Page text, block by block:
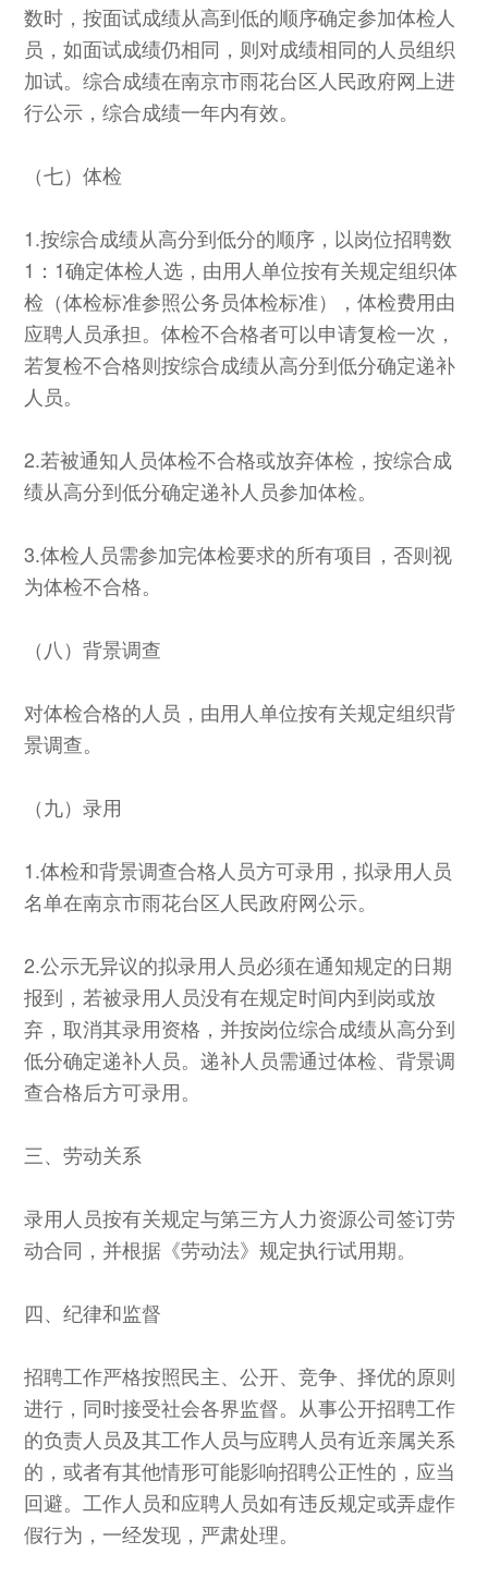
数时，按面试成绩从高到低的顺序确定参加体检人
员，如面试成绩仍相同，则对成绩相同的人员组织
加试。综合成绩在南京市雨花台区人民政府网上进
行公示，综合成绩一年内有效。
（七）体检
1.按综合成绩从高分到低分的顺序，以岗位招聘数
1：1确定体检人选，由用人单位按有关规定组织体
检（体检标准参照公务员体检标准），体检费用由
应聘人员承担。体检不合格者可以申请复检一次，
若复检不合格则按综合成绩从高分到低分确定递补
人员。
2.若被通知人员体检不合格或放弃体检，按综合成
绩从高分到低分确定递补人员参加体检。
3.体检人员需参加完体检要求的所有项目，否则视
为体检不合格。
（八）背景调查
对体检合格的人员，由用人单位按有关规定组织背
景调查。
（九）录用
1.体检和背景调查合格人员方可录用，拟录用人员
名单在南京市雨花台区人民政府网公示。
2.公示无异议的拟录用人员必须在通知规定的日期
报到，若被录用人员没有在规定时间内到岗或放
弃，取消其录用资格，并按岗位综合成绩从高分到
低分确定递补人员。递补人员需通过体检、背景调
查合格后方可录用。
三、劳动关系
录用人员按有关规定与第三方人力资源公司签订劳
动合同，并根据《劳动法》规定执行试用期。
四、纪律和监督
招聘工作严格按照民主、公开、竞争、择优的原则
进行，同时接受社会各界监督。从事公开招聘工作
的负责人员及其工作人员与应聘人员有近亲属关系
的，或者有其他情形可能影响招聘公正性的，应当
回避。工作人员和应聘人员如有违反规定或弄虚作
假行为，一经发现，严肃处理。